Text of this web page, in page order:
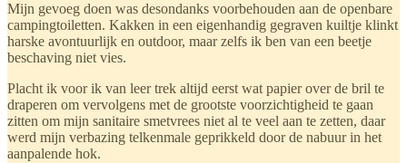
Mijn gevoeg doen was desondanks voorbehouden aan de openbare
campingtoiletten. Kakken in een eigenhandig gegraven kuiltje klinkt
harske avontuurlijk en outdoor, maar zelfs ik ben van een beetje
beschaving niet vies.
Placht ik voor ik van leer trek altijd eerst wat papier over de bril te
draperen om vervolgens met de grootste voorzichtigheid te gaan
zitten om mijn sanitaire smetvrees niet al te veel aan te zetten, daar
werd mijn verbazing telkenmale geprikkeld door de nabuur in het
aanpalende hok.